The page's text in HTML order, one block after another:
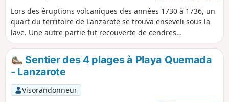
Lors des éruptions volcaniques des années 1730 à 1736, un
quart du territoire de Lanzarote se trouva enseveli sous la
lave. Une autre partie fut recouverte de cendres
volcaniques. Tel est le cas de la région de la Géria, au
centre de l'île, où la culture de la vigne s'est substituée aux
pratiques précédentes mais de quelle manière. En plus
d'être complètement atypique, cette promenade au milieu
des vignes permet d'embrasser parfois, la quasi totalité du
territoire insulaire.
Sentier des 4 plages à Playa Quemada
- Lanzarote
Visorandonneur